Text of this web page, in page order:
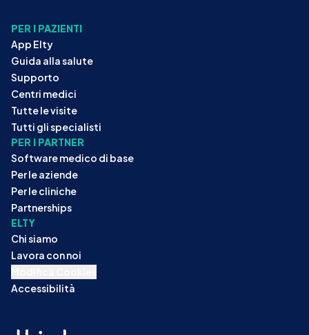
PER I PAZIENTI
App Elty
Guida alla salute
Supporto
Centri medici
Tutte le visite
Tutti gli specialisti
PER I PARTNER
Software medico di base
Per le aziende
Per le cliniche
Partnerships
ELTY
Chi siamo
Lavora con noi
Accessibilità